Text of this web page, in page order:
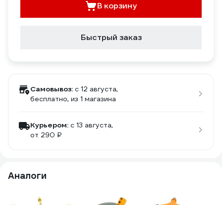
В корзину
Быстрый заказ
Самовывоз: c 12 августа,
бесплатно, из 1 магазина
Курьером: c 13 августа,
от 290 ₽
Аналоги